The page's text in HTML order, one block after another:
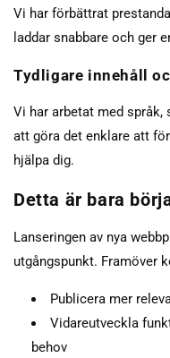
Vi har förbättrat
laddar snabbare och ger
Tydligare innehåll
Vi har arbetat med
att göra det enklare att
hjälpa dig.
Detta är bara
Lanseringen av nya
utgångspunkt. Framöver
Publicera mer
Vidareutveckla
behov